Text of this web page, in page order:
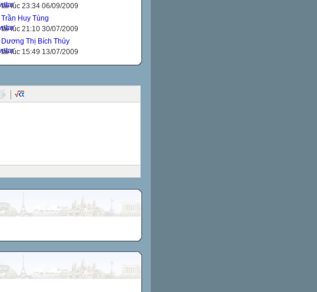
tải lúc 23:34 06/09/2009
Trần Huy Tùng
tải lúc 21:10 30/07/2009
Dương Thị Bích Thủy
tải lúc 15:49 13/07/2009